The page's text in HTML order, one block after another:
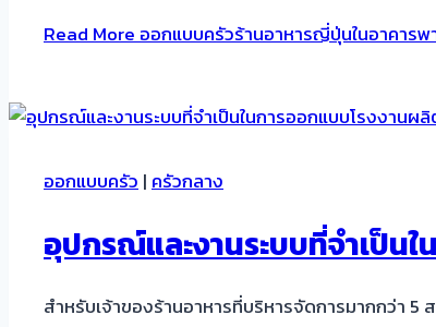
Read More ออกแบบครัวร้านอาหารญี่ปุ่นในอาคาร
ออกแบบครัว | ครัวกลาง
อุปกรณ์และงานระบบที่จำเป็น
สำหรับเจ้าของร้านอาหารที่บริหารจัดการมากกว่า 5